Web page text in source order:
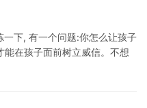
下, 有一个问题:你怎么让孩子
在孩子面前树立威信。不想